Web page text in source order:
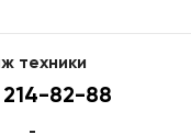
техники
214-82-88